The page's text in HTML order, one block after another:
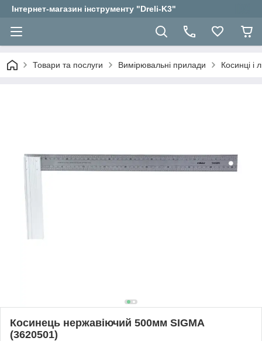
Інтернет-магазин інструменту "Dreli-K3"
Товари та послуги Вимірювальні прилади Косинці і
Косинець нержавіючий 500мм SIGMA
(3620501)